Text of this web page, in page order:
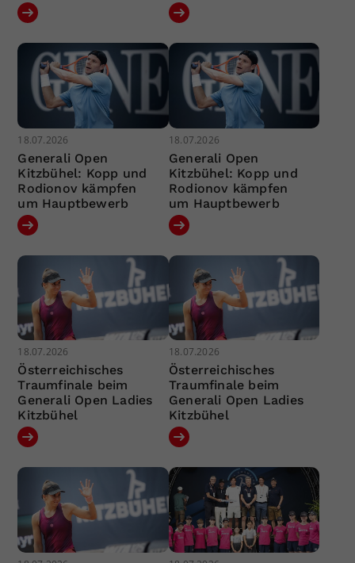
18.07.2026
Generali Open
Kitzbühel: Kopp und
Rodionov kämpfen
um Hauptbewerb
18.07.2026
Generali Open
Kitzbühel: Kopp und
Rodionov kämpfen
um Hauptbewerb
18.07.2026
Österreichisches
Traumfinale beim
Generali Open Ladies
Kitzbühel
18.07.2026
Österreichisches
Traumfinale beim
Generali Open Ladies
Kitzbühel